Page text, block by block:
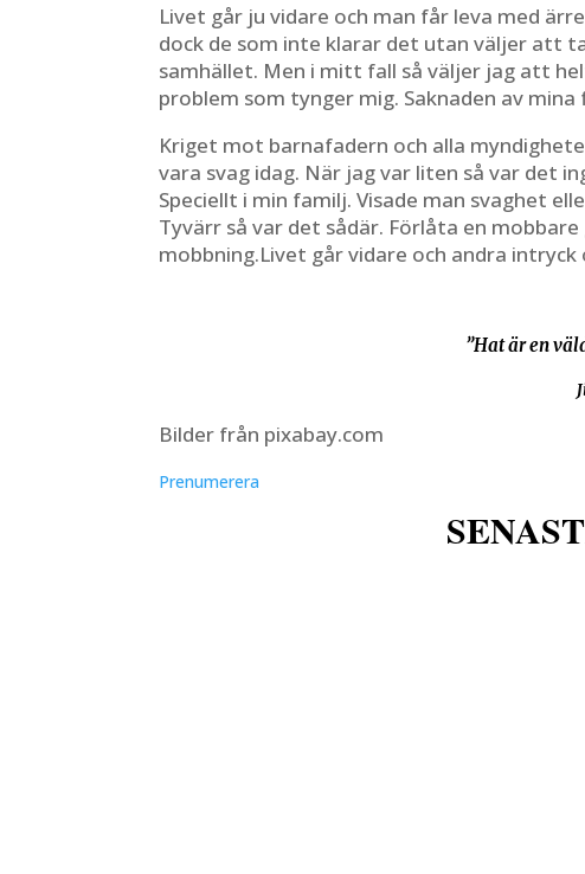
Livet går ju vidare och man får leva med
dock de som inte klarar det utan väljer att
samhället. Men i mitt fall så väljer jag att
problem som tynger mig. Saknaden av
Kriget mot barnafadern och alla
vara svag idag. När jag var liten så var det
Speciellt i min familj. Visade man svaghet
Tyvärr så var det sådär. Förlåta en
mobbning.Livet går vidare och andra
”Hat är en
Bilder från pixabay.com
Prenumerera